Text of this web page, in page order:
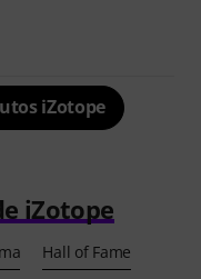
iZotope
iZotope
Hall of Fame